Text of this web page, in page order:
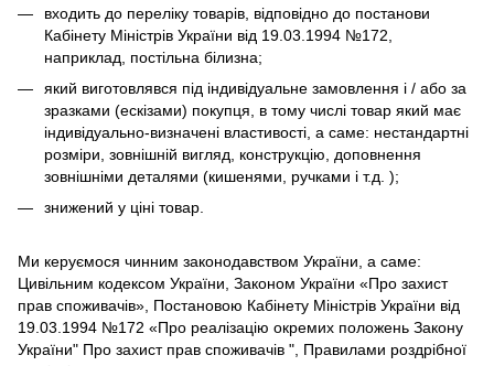
входить до переліку товарів, відповідно до постанови
Кабінету Міністрів України від 19.03.1994 №172,
наприклад, постільна білизна;
який виготовлявся під індивідуальне замовлення і / або за
зразками (ескізами) покупця, в тому числі товар який має
індивідуально-визначені властивості, а саме: нестандартні
розміри, зовнішній вигляд, конструкцію, доповнення
зовнішніми деталями (кишенями, ручками і т.д. );
знижений у ціні товар.
Ми керуємося чинним законодавством України, а саме:
Цивільним кодексом України, Законом України «Про захист
прав споживачів», Постановою Кабінету Міністрів України від
19.03.1994 №172 «Про реалізацію окремих положень Закону
України" Про захист прав споживачів ", Правилами роздрібної